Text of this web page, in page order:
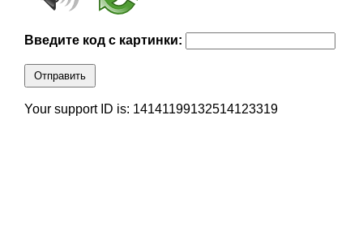
Введите код с картинки:
Отправить
Your support ID is: 14141199132514123319